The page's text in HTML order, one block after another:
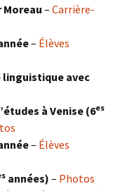
Moreau – Carrière-
– Élèves
linguistique avec
à Venise (6es
– Élèves
années) – Photos